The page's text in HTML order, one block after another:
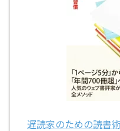
遅読家のための読書